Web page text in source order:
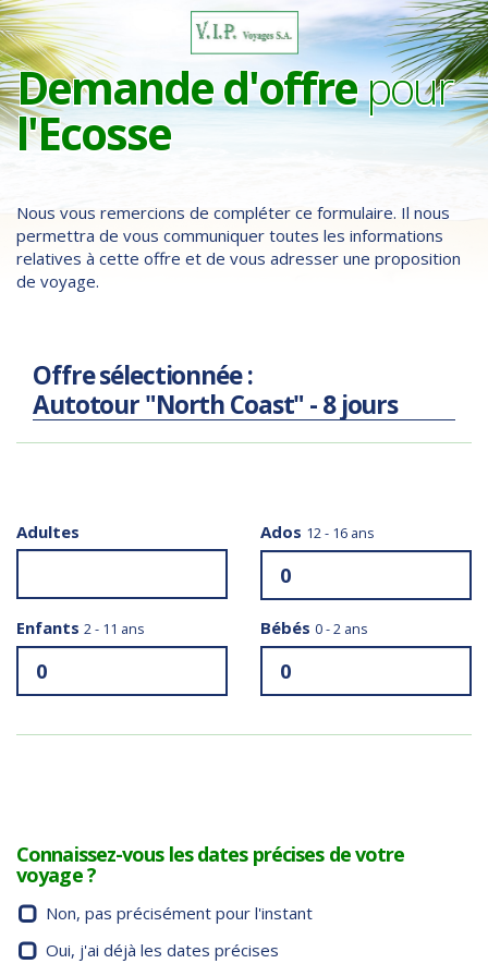
Demande d'offrepour
l'Ecosse
Nous vous remercions de compléter ce formulaire. Il nous
permettra de vous communiquer toutes les informations
relatives à cette offre et de vous adresser une proposition
de voyage.
Offre sélectionnée :
Autotour "North Coast" - 8 jours
Adultes Ados 12 - 16 ans
Enfants 2 - 11 ans Bébés 0 - 2 ans
Connaissez-vous les dates précises de votre
voyage ?
Non, pas précisément pour l'instant
Oui, j'ai déjà les dates précises